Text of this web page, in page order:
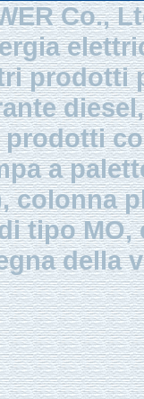
Co.,
prodotti
a
colonna
tipo MO,
della